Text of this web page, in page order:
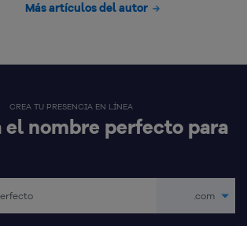
Más artículos del autor
CREA TU PRESENCIA EN LÍNEA
el nombre perfecto para
.com